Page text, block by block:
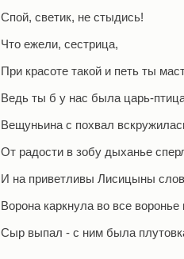
Спой, светик, не стыдись!
Что ежели, сестрица,
При красоте такой и петь ты
Ведь ты б у нас была царь-
Вещуньина с похвал
От радости в зобу дыханье
И на приветливы Лисицыны
Ворона каркнула во все воронье
Сыр выпал - с ним была